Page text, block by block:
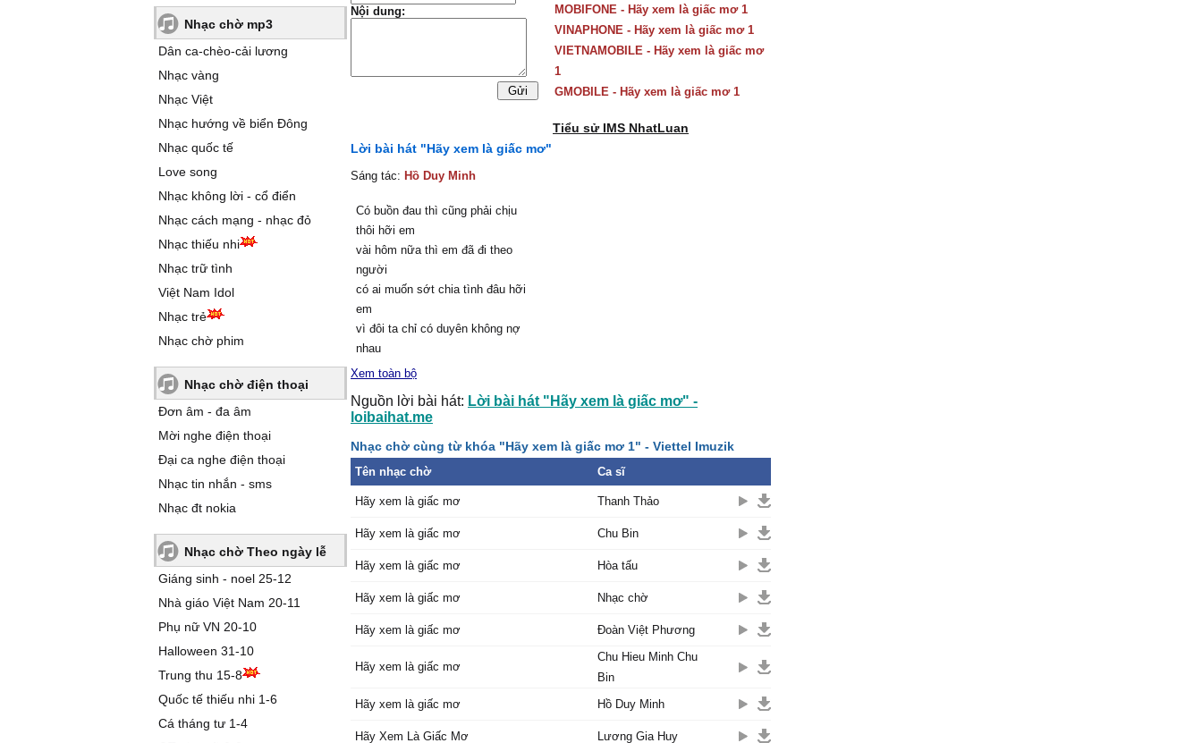
Nhạc chờ mp3
Dân ca-chèo-cải lương
Nhạc vàng
Nhạc Việt
Nhạc hướng về biển Đông
Nhạc quốc tế
Love song
Nhạc không lời - cổ điển
Nhạc cách mạng - nhạc đỏ
Nhạc thiếu nhi
Nhạc trữ tình
Việt Nam Idol
Nhạc trẻ
Nhạc chờ phim
Nhạc chờ điện thoại
Đơn âm - đa âm
Mời nghe điện thoại
Đại ca nghe điện thoại
Nhạc tin nhắn - sms
Nhạc đt nokia
Nhạc chờ Theo ngày lễ
Giáng sinh - noel 25-12
Nhà giáo Việt Nam 20-11
Phụ nữ VN 20-10
Halloween 31-10
Trung thu 15-8
Quốc tế thiếu nhi 1-6
Cá tháng tư 1-4
Nội dung:
MOBIFONE - Hãy xem là giấc mơ 1
VINAPHONE - Hãy xem là giấc mơ 1
VIETNAMOBILE - Hãy xem là giấc mơ
1
GMOBILE - Hãy xem là giấc mơ 1
Tiểu sử IMS NhatLuan
Lời bài hát "Hãy xem là giấc mơ"
Sáng tác: Hồ Duy Minh
Có buồn đau thì cũng phải chịu
thôi hỡi em
vài hôm nữa thì em đã đi theo
người
có ai muốn sớt chia tình đâu hỡi
em
vì đôi ta chỉ có duyên không nợ
nhau
chuyện gì đến cuối cùng cũng đã
thì thôi anh xin chúc em bên
người
sẽ hạnh phúc ấm êm đừng lo tới
anh
mà mất đi tương lai tốt đẹp người
ơi
Đk:
đường của em , em cứ bước đi
chưa từng gặp
ngày mai nếu lỡ nếu có gặp nhau
rồi đi thôi đừng để trái tim ngậm
và hãy quên anh đi người ơi
Xem toàn bộ
Nguồn lời bài hát: Lời bài hát "Hãy xem là giấc mơ" -
loibaihat.me
Nhạc chờ cùng từ khóa "Hãy xem là giấc mơ 1" - Viettel Imuzik
Tên nhạc chờ Ca sĩ
Hãy xem là giấc mơ Thanh Thảo
Hãy xem là giấc mơ Chu Bin
Hãy xem là giấc mơ Hòa tấu
Hãy xem là giấc mơ Nhạc chờ
Hãy xem là giấc mơ Đoàn Việt Phương
Hãy xem là giấc mơ
Chu Hieu Minh Chu
Bin
Hãy xem là giấc mơ
Hồ Duy Minh
Hãy Xem Là Giấc Mơ Lương Gia Huy